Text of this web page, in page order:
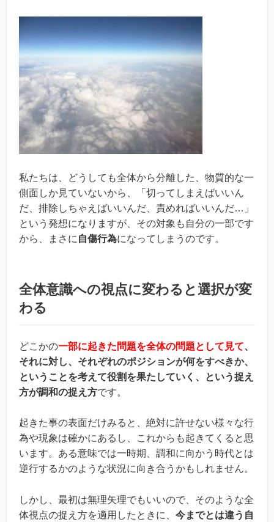
私たちは、どうしても全体から分離した、物質的な一
側面しか見ていないから、「切ってしまえばいいん
だ、排除しちゃえばいいんだ、責めればいいんだ…」
という発想になりますが、その対象も自分の一部です
から、まさに 自傷行為になってしまうのです。
全体意識への視点に変わると選択が変
わる
どこかの一部に起きた問題を全体の問題として見て、
それに対し、それぞれのポジションが何をすべきか、
ということを考えて役割を果たしていく、という捉え
方が調和の捉え方です。
起きた事の表面だけみると、絶対に許せない様々な行
為や現象は確かにあるし、これからも起きてくると思
います。ある意味では一時期、調和に向かう時代とは
逆行するかのような状況に向き合うかもしれません。
しかし、最初は無理矢理でもいいので、そのような全
体視点の捉え方を適用したときに、 今までとは違う自